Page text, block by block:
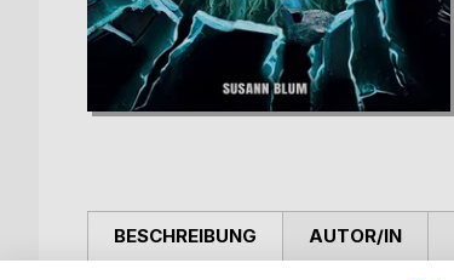
BESCHREIBUNG AUTOR/IN